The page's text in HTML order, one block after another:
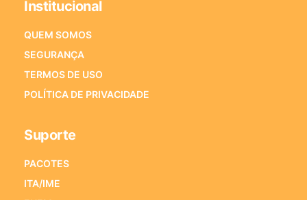
Institucional
QUEM SOMOS
SEGURANÇA
TERMOS DE USO
POLÍTICA DE PRIVACIDADE
Suporte
PACOTES
ITA/IME